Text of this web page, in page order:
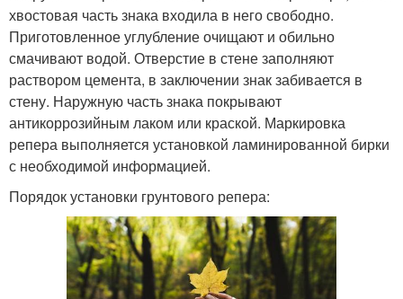
хвостовая часть знака входила в него свободно.
Приготовленное углубление очищают и обильно
смачивают водой. Отверстие в стене заполняют
раствором цемента, в заключении знак забивается в
стену. Наружную часть знака покрывают
антикоррозийным лаком или краской. Маркировка
репера выполняется установкой ламинированной бирки
с необходимой информацией.
Порядок установки грунтового репера: